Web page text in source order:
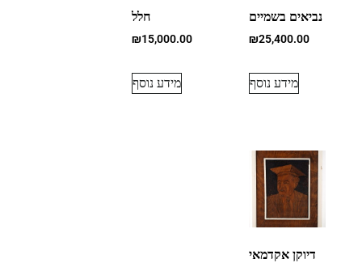
נביאים בשמיים
₪25,400.00
מידע נוסף
חלל
₪15,000.00
מידע נוסף
דיוקן אקדמאי